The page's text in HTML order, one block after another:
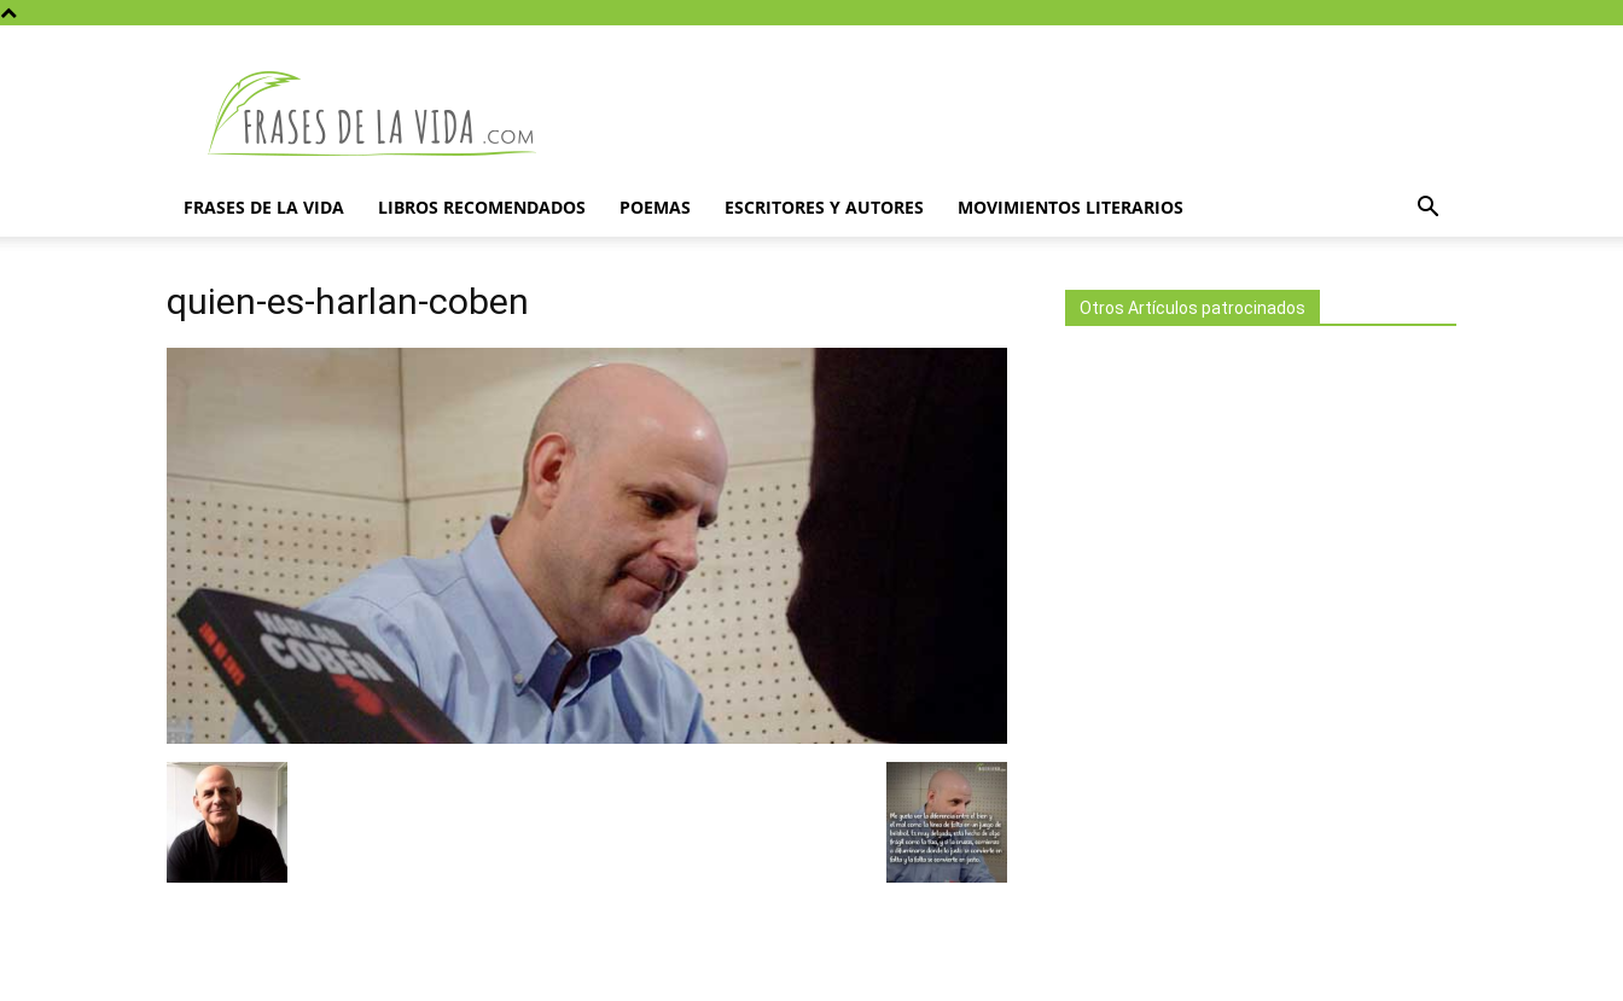
la
vida
FRASES DE LA VIDA LIBROS RECOMENDADOS POEMAS ESCRITORES Y AUTORES MOVIMIENTOS LITERARIOS
quien-es-harlan-coben Otros Artículos patrocinados